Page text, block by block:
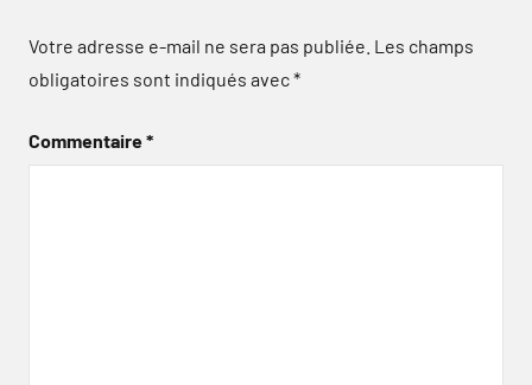
Votre adresse e-mail ne sera pas publiée. Les champs
obligatoires sont indiqués avec*
Commentaire*